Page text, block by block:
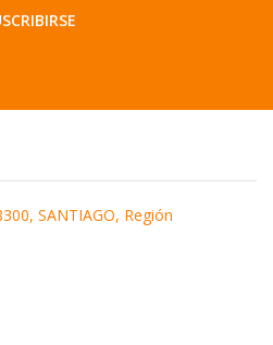
SANTIAGO, Región